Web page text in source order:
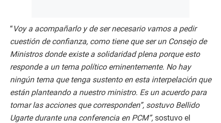
“Voy a acompañarlo y de ser necesario vamos a pedir
cuestión de confianza, como tiene que ser un Consejo de
Ministros donde existe a solidaridad plena porque esto
responde a un tema político eminentemente. No hay
ningún tema que tenga sustento en esta interpelación que
están planteando a nuestro ministro. Es un acuerdo para
tomar las acciones que corresponden”, sostuvo Bellido
Ugarte durante una conferencia en PCM”, sostuvo el